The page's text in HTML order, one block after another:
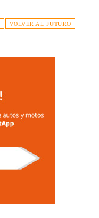
VOLVER AL FUTURO